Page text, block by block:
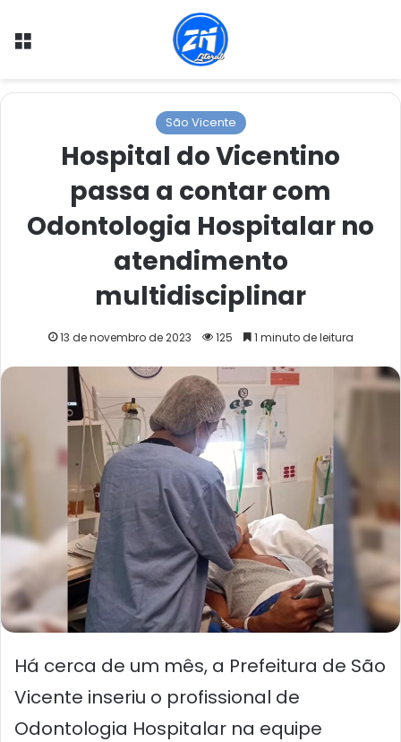
Menu
São Vicente
Hospital do Vicentino
passa a contar com
Odontologia Hospitalar no
atendimento
multidisciplinar
13 de novembro de 2023 125 1 minuto de leitura
Há cerca de um mês, a Prefeitura de São
Vicente inseriu o profissional de
Odontologia Hospitalar na equipe